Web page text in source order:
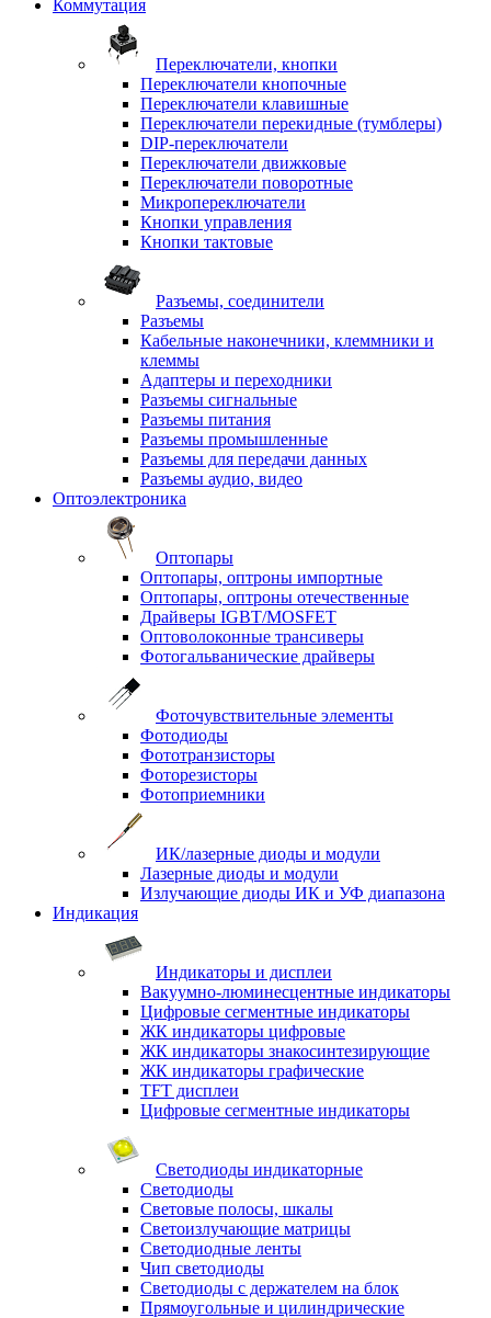
Коммутация
Переключатели, кнопки
Переключатели кнопочные
Переключатели клавишные
Переключатели перекидные (тумблеры)
DIP-переключатели
Переключатели движковые
Переключатели поворотные
Микропереключатели
Кнопки управления
Кнопки тактовые
Разъемы, соединители
Разъемы
Кабельные наконечники, клеммники и
клеммы
Адаптеры и переходники
Разъемы сигнальные
Разъемы питания
Разъемы промышленные
Разъемы для передачи данных
Разъемы аудио, видео
Оптоэлектроника
Оптопары
Оптопары, оптроны импортные
Оптопары, оптроны отечественные
Драйверы IGBT/MOSFET
Оптоволоконные трансиверы
Фотогальванические драйверы
Фоточувствительные элементы
Фотодиоды
Фототранзисторы
Фоторезисторы
Фотоприемники
ИК/лазерные диоды и модули
Лазерные диоды и модули
Излучающие диоды ИК и УФ диапазона
Индикация
Индикаторы и дисплеи
Вакуумно-люминесцентные индикаторы
Цифровые сегментные индикаторы
ЖК индикаторы цифровые
ЖК индикаторы знакосинтезирующие
ЖК индикаторы графические
TFT дисплеи
Цифровые сегментные индикаторы
Светодиоды индикаторные
Светодиоды
Световые полосы, шкалы
Светоизлучающие матрицы
Светодиодные ленты
Чип светодиоды
Светодиоды с держателем на блок
Прямоугольные и цилиндрические